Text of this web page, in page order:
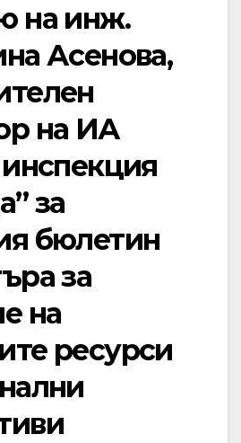
на инж.
Асенова,
на ИА
инспекция
за
бюлетин
за
на
ресурси